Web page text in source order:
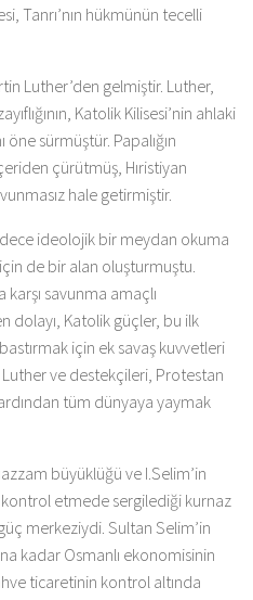
Tanrı’nın hükmünün tecelli
Luther’den gelmiştir. Luther,
Katolik Kilisesi’nin ahlaki
öne sürmüştür. Papalığın
çürütmüş, Hıristiyan
hale getirmiştir.
ideolojik bir meydan okuma
için de bir alan oluşturmuştu.
savunma amaçlı
dolayı, Katolik güçler, bu ilk
için ek savaş kuvvetleri
ve destekçileri, Protestan
tüm dünyaya yaymak
büyüklüğü ve I.Selim’in
etmede sergilediği kurnaz
merkeziydi. Sultan Selim’in
kadar Osmanlı ekonomisinin
ticaretinin kontrol altında